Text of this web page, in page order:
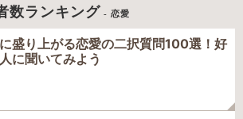
数ランキング - 恋愛
盛り上がる恋愛の二択質問100選！好
に聞いてみよう